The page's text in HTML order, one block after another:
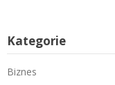
Kategorie
Biznes